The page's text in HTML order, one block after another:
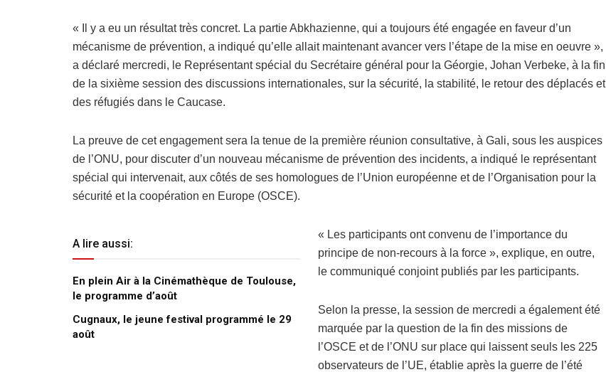
« Il y a eu un résultat très concret. La partie Abkhazienne, qui a toujours été engagée en faveur d’un
mécanisme de prévention, a indiqué qu’elle allait maintenant avancer vers l’étape de la mise en oeuvre »,
a déclaré mercredi, le Représentant spécial du Secrétaire général pour la Géorgie, Johan Verbeke, à la fin
de la sixième session des discussions internationales, sur la sécurité, la stabilité, le retour des déplacés et
des réfugiés dans le Caucase.
La preuve de cet engagement sera la tenue de la première réunion consultative, à Gali, sous les auspices
de l’ONU, pour discuter d’un nouveau mécanisme de prévention des incidents, a indiqué le représentant
spécial qui intervenait, aux côtés de ses homologues de l’Union européenne et de l’Organisation pour la
sécurité et la coopération en Europe (OSCE).
A lire aussi:
En plein Air à la Cinémathèque de Toulouse,
le programme d’août
Cugnaux, le jeune festival programmé le 29
août
« Les participants ont convenu de l’importance du
principe de non-recours à la force », explique, en outre,
le communiqué conjoint publiés par les participants.
Selon la presse, la session de mercredi a également été
marquée par la question de la fin des missions de
l’OSCE et de l’ONU sur place qui laissent seuls les 225
observateurs de l’UE, établie après la guerre de l’été